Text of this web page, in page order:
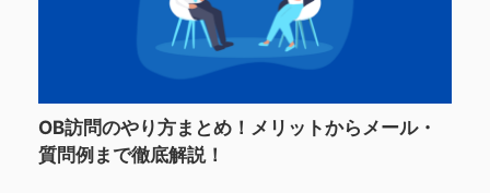
OB訪問のやり方まとめ！メリットからメール・
質問例まで徹底解説！